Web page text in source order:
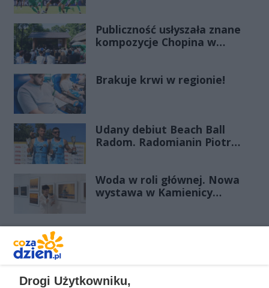
Publiczność usłyszała znane
kompozycje Chopina w
Brakuje krwi w regionie!
Udany debiut Beach Ball
Radom. Radomianin Piotr
Woda w roli głównej. Nowa
wystawa w Kamienicy
Drogi Użytkowniku,